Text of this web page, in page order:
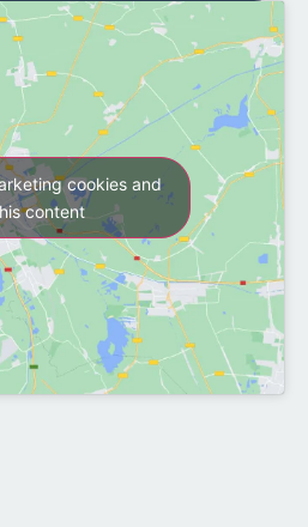
cookies and
content